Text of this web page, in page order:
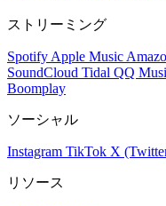
ストリーミング
Spotify Apple Music
SoundCloud Tidal QQ
Boomplay
ソーシャル
Instagram TikTok X
リソース